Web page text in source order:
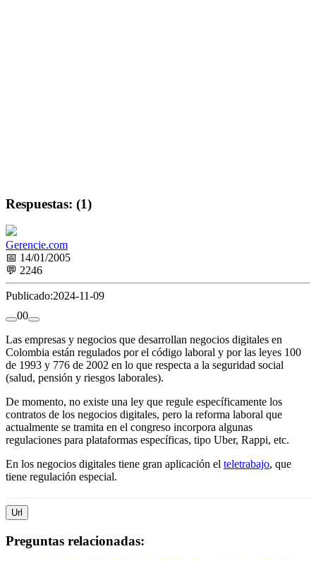
Respuestas: (1)
Gerencie.com
📅 14/01/2005
💬 2246
Publicado:2024-11-09
00
Las empresas y negocios que desarrollan negocios digitales en
Colombia están regulados por el código laboral y por las leyes 100
de 1993 y 776 de 2002 en lo que respecta a la seguridad social
(salud, pensión y riesgos laborales).
De momento, no existe una ley que regule específicamente los
contratos de los negocios digitales, pero la reforma laboral que
actualmente se tramita en el congreso incorpora algunas
regulaciones para plataformas específicas, tipo Uber, Rappi, etc.
En los negocios digitales tiene gran aplicación el teletrabajo, que
tiene regulación especial.
Url
Preguntas relacionadas: